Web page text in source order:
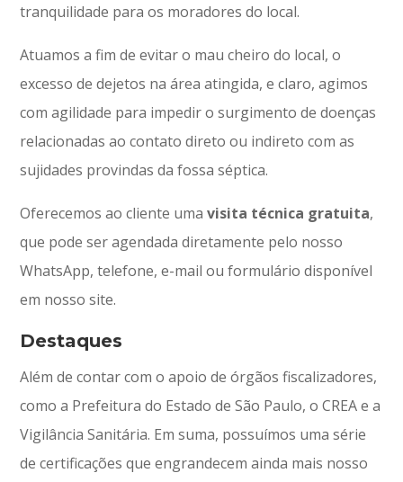
tranquilidade para os moradores do local.
Atuamos a fim de evitar o mau cheiro do local, o
excesso de dejetos na área atingida, e claro, agimos
com agilidade para impedir o surgimento de doenças
relacionadas ao contato direto ou indireto com as
sujidades provindas da fossa séptica.
Oferecemos ao cliente uma visita técnica gratuita,
que pode ser agendada diretamente pelo nosso
WhatsApp, telefone, e-mail ou formulário disponível
em nosso site.
Destaques
Além de contar com o apoio de órgãos fiscalizadores,
como a Prefeitura do Estado de São Paulo, o CREA e a
Vigilância Sanitária. Em suma, possuímos uma série
de certificações que engrandecem ainda mais nosso